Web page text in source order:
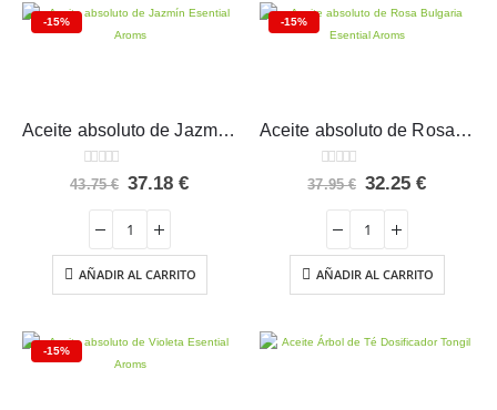
-15%
Aceite absoluto de Jazmín Esential Aroms
0 out of 5
43.75€ El
era:
43.75 €.
37.18€El
37.18 €.
AÑADIR AL CARRITO
-15%
Aceite absoluto de Rosa Bulgaria Esential Aroms
0 out of 5
37.95€ El
era:
37.95 €.
32.25€El
32.25 €.
AÑADIR AL CARRITO
-15%